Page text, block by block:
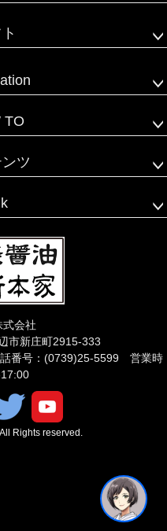
TO
ツ
式会社
市新庄町2915-333
番号：(0739)25-5599 営業時
Rights reserved.